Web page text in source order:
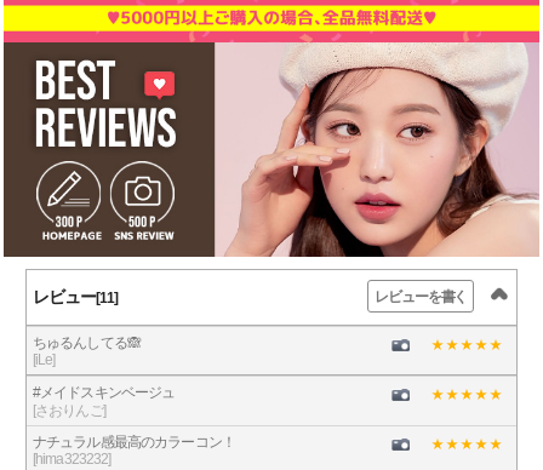
レビュー[11]
ちゅるんしてる🙈
[iLe]
#メイドスキンベージュ
[さおりんご]
ナチュラル感最高のカラーコン！
[hima323232]
レビューを書く